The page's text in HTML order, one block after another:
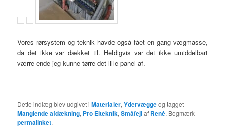
Vores rørsystem og teknik havde også fået en gang vægmasse,
da det ikke var dækket til. Heldigvis var det ikke umiddelbart
værre ende jeg kunne tørre det lille panel af.
Dette indlæg blev udgivet iMaterialer,Ydervæggeog tagget
Manglende afdækning, Pro Elteknik,Småfejlaf René. Bogmærk
permalinket.